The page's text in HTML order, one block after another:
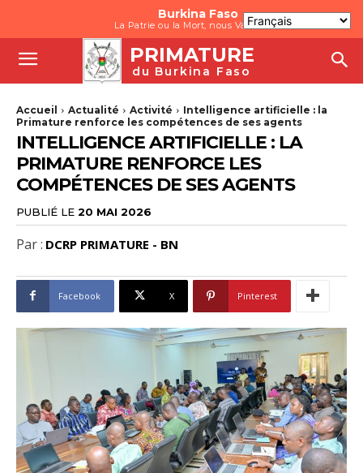
Burkina Faso
La Patrie ou la Mort, nous Vaincrons
PRIMATURE
du Burkina Faso
Accueil Actualité Activité
Intelligence artificielle : la
Primature renforce les compétences de ses agents
INTELLIGENCE ARTIFICIELLE : LA
PRIMATURE RENFORCE LES
COMPÉTENCES DE SES AGENTS
PUBLIÉ LE 20 MAI 2026
Par : DCRP PRIMATURE - BN
Facebook X Pinterest